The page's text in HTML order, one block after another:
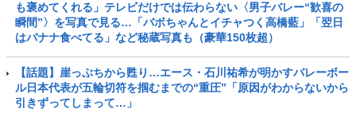
も褒めてくれる」テレビだけでは伝わらない〈男子バレー“歓喜の
瞬間”〉を写真で見る…「バボちゃんとイチャつく高橋藍」「翌日
はバナナ食べてる」など秘蔵写真も（豪華150枚超）
【話題】崖っぷちから甦り…エース・石川祐希が明かすバレーボー
ル日本代表が五輪切符を掴むまでの“重圧”「原因がわからないから
引きずってしまって…」